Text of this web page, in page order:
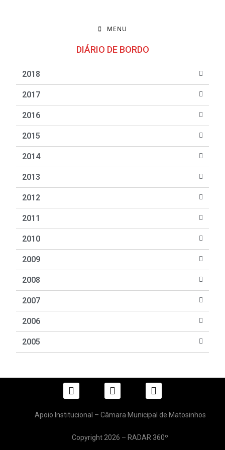
MENU
DIÁRIO DE BORDO
2018
2017
2016
2015
2014
2013
2012
2011
2010
2009
2008
2007
2006
2005
Apoio Institucional – Câmara Municipal de Matosinhos
Copyright 2026 – RADAR 360º